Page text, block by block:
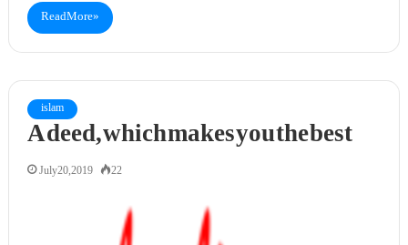
Read More »
islam
A deed, which makes you the best
July 20, 2019 22